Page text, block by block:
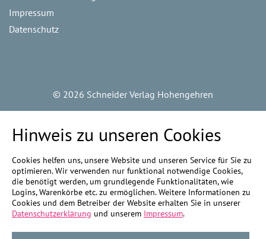
Impressum
Datenschutz
© 2026 Schneider Verlag Hohengehren
Hinweis zu unseren Cookies
Cookies helfen uns, unsere Website und unseren Service für Sie zu
optimieren. Wir verwenden nur funktional notwendige Cookies,
die benötigt werden, um grundlegende Funktionalitäten, wie
Logins, Warenkörbe etc. zu ermöglichen. Weitere Informationen zu
Cookies und dem Betreiber der Website erhalten Sie in unserer
Datenschutzerklärung und unserem Impressum.